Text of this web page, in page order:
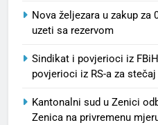
Nova željezara u zakup za
uzeti sa rezervom
Sindikat i povjerioci iz
povjerioci iz RS-a za
Kantonalni sud u Zenici
Zenica na privremenu